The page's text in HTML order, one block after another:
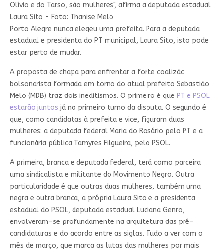
Olívio e do Tarso, são mulheres", afirma a deputada estadual
Laura Sito - Foto: Thanise Melo
Porto Alegre nunca elegeu uma prefeita. Para a deputada
estadual e presidenta do PT municipal, Laura Sito, isto pode
estar perto de mudar.
A proposta de chapa para enfrentar a forte coalizão
bolsonarista formada em torno do atual prefeito Sebastião
Melo (MDB) traz dois ineditismos. O primeiro é que PT e PSOL
estarão juntos já no primeiro turno da disputa. O segundo é
que, como candidatas à prefeita e vice, figuram duas
mulheres: a deputada federal Maria do Rosário pelo PT e a
funcionária pública Tamyres Filgueira, pelo PSOL.
A primeira, branca e deputada federal, terá como parceira
uma sindicalista e militante do Movimento Negro. Outra
particularidade é que outras duas mulheres, também uma
negra e outra branca, a própria Laura Sito e a presidenta
estadual do PSOL, deputada estadual Luciana Genro,
envolveram-se profundamente na arquitetura das pré-
candidaturas e do acordo entre as siglas. Tudo a ver com o
mês de março, que marca as lutas das mulheres por mais